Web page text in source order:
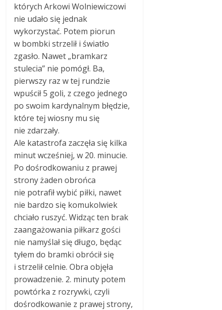
których Arkowi Wolniewiczowi
nie udało się jednak
wykorzystać. Potem piorun
w bombki strzelił i światło
zgasło. Nawet „bramkarz
stulecia” nie pomógł. Ba,
pierwszy raz w tej rundzie
wpuścił 5 goli, z czego jednego
po swoim kardynalnym błędzie,
które tej wiosny mu się
nie zdarzały.
Ale katastrofa zaczęła się kilka
minut wcześniej, w 20. minucie.
Po dośrodkowaniu z prawej
strony żaden obrońca
nie potrafił wybić piłki, nawet
nie bardzo się komukolwiek
chciało ruszyć. Widząc ten brak
zaangażowania piłkarz gości
nie namyślał się długo, będąc
tyłem do bramki obrócił się
i strzelił celnie. Obra objęła
prowadzenie. 2. minuty potem
powtórka z rozrywki, czyli
dośrodkowanie z prawej strony,